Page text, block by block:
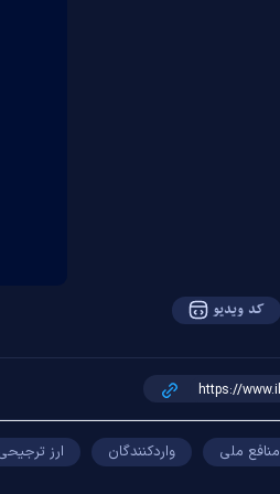
کد ویدیو
منافع ملی واردکنندگان ارز